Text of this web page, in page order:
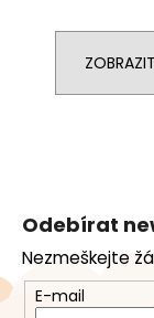
a
t
Odebírat
Nezmeškejte
E-mail